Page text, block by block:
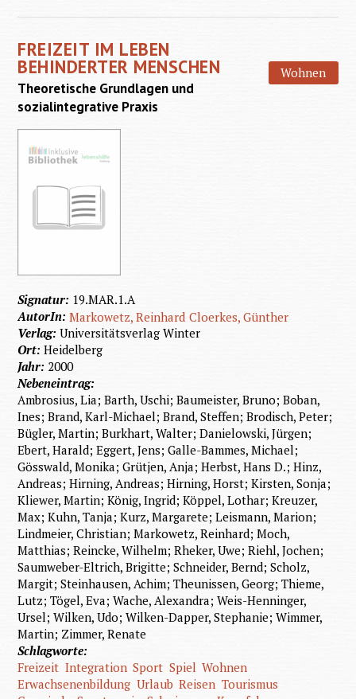
Status
FREIZEIT IM LEBEN
BEHINDERTER MENSCHEN Wohnen
Theoretische Grundlagen und
sozialintegrative Praxis
Signatur: 19.MAR.1.A
AutorIn:Markowetz, Reinhard Cloerkes, Günther
Verlag:Universitätsverlag Winter
Ort:Heidelberg
Jahr: 2000
Nebeneintrag:
Ambrosius, Lia; Barth, Uschi; Baumeister, Bruno; Boban,
Ines; Brand, Karl-Michael; Brand, Steffen; Brodisch, Peter;
Bügler, Martin; Burkhart, Walter; Danielowski, Jürgen;
Ebert, Harald; Eggert, Jens; Galle-Bammes, Michael;
Gösswald, Monika; Grütjen, Anja; Herbst, Hans D.; Hinz,
Andreas; Hirning, Andreas; Hirning, Horst; Kirsten, Sonja;
Kliewer, Martin; König, Ingrid; Köppel, Lothar; Kreuzer,
Max; Kuhn, Tanja; Kurz, Margarete; Leismann, Marion;
Lindmeier, Christian; Markowetz, Reinhard; Moch,
Matthias; Reincke, Wilhelm; Rheker, Uwe; Riehl, Jochen;
Saumweber-Eltrich, Brigitte; Schneider, Bernd; Scholz,
Margit; Steinhausen, Achim; Theunissen, Georg; Thieme,
Lutz; Tögel, Eva; Wache, Alexandra; Weis-Henninger,
Ursel; Wilken, Udo; Wilken-Dapper, Stephanie; Wimmer,
Martin; Zimmer, Renate
Schlagworte:
Freizeit Integration Sport Spiel Wohnen
Erwachsenenbildung Urlaub Reisen Tourismus